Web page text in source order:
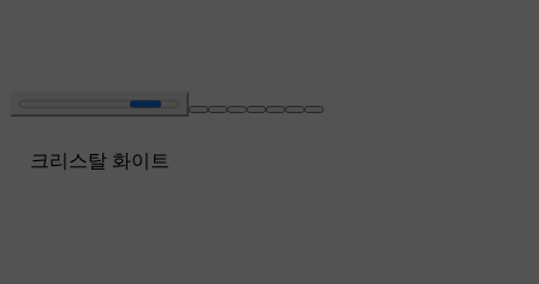
크리스탈 화이트